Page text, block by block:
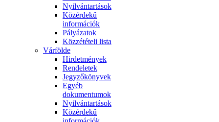
Nyilvántartások
Közérdekű
információk
Pályázatok
Közzétételi lista
Várfölde
Hirdetmények
Rendeletek
Jegyzőkönyvek
Egyéb
dokumentumok
Nyilvántartások
Közérdekű